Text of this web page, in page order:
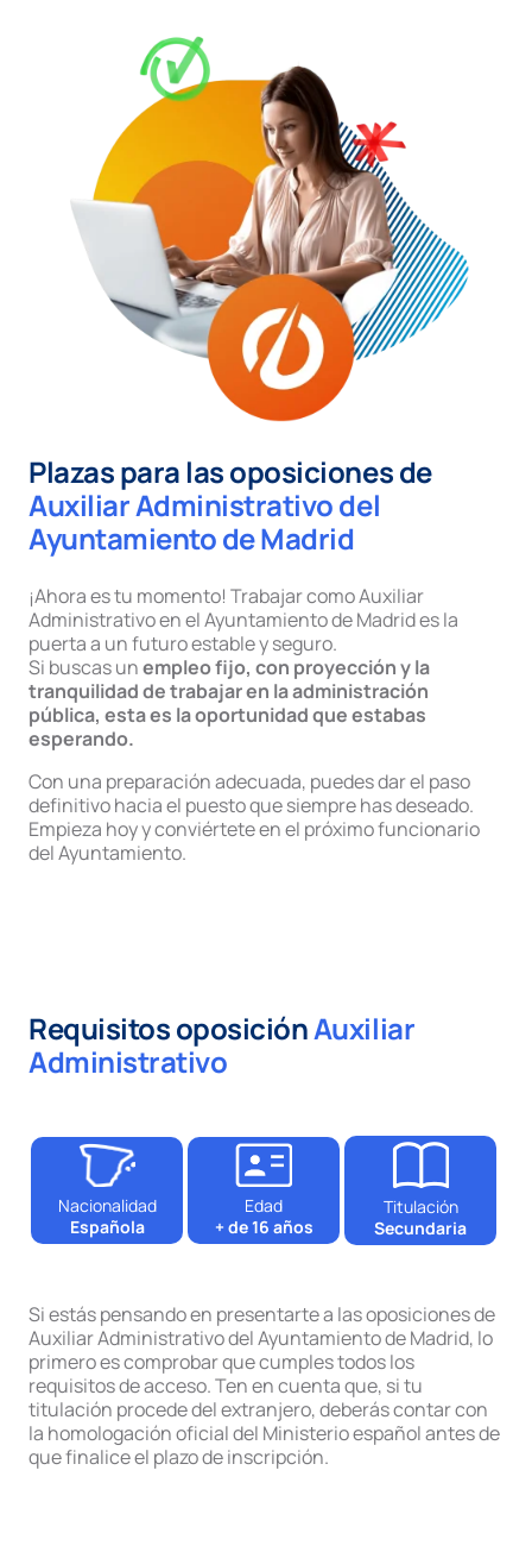
Plazas para las oposiciones de
Auxiliar Administrativo del
Ayuntamiento de Madrid
¡Ahora es tu momento! Trabajar como Auxiliar
Administrativo en el Ayuntamiento de Madrid es la
puerta a un futuro estable y seguro.
Si buscas unempleo fijo, con proyección y la
tranquilidad de trabajar en la administración
pública, esta es la oportunidad que estabas
esperando.
Con una preparación adecuada, puedes dar el paso
definitivo hacia el puesto que siempre has deseado.
Empieza hoy y conviértete en el próximo funcionario
del Ayuntamiento.
Requisitos oposiciónAuxiliar
Administrativo
Nacionalidad
Española
Edad
+ de 16 años
Titulación
Secundaria
Si estás pensando en presentarte a las oposiciones de
Auxiliar Administrativo del Ayuntamiento de Madrid, lo
primero es comprobar que cumples todos los
requisitos de acceso. Ten en cuenta que, si tu
titulación procede del extranjero, deberás contar con
la homologación oficial del Ministerio español antes de
que finalice el plazo de inscripción.